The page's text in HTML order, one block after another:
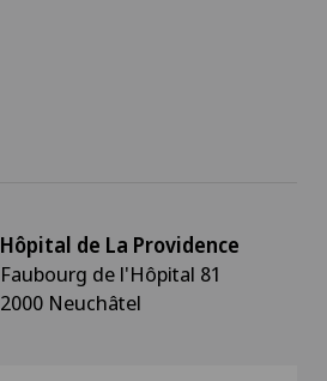
Hôpital de La Providence
Faubourg de l'Hôpital 81
2000 Neuchâtel